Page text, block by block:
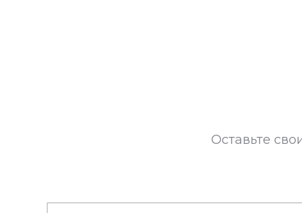
Оставьте